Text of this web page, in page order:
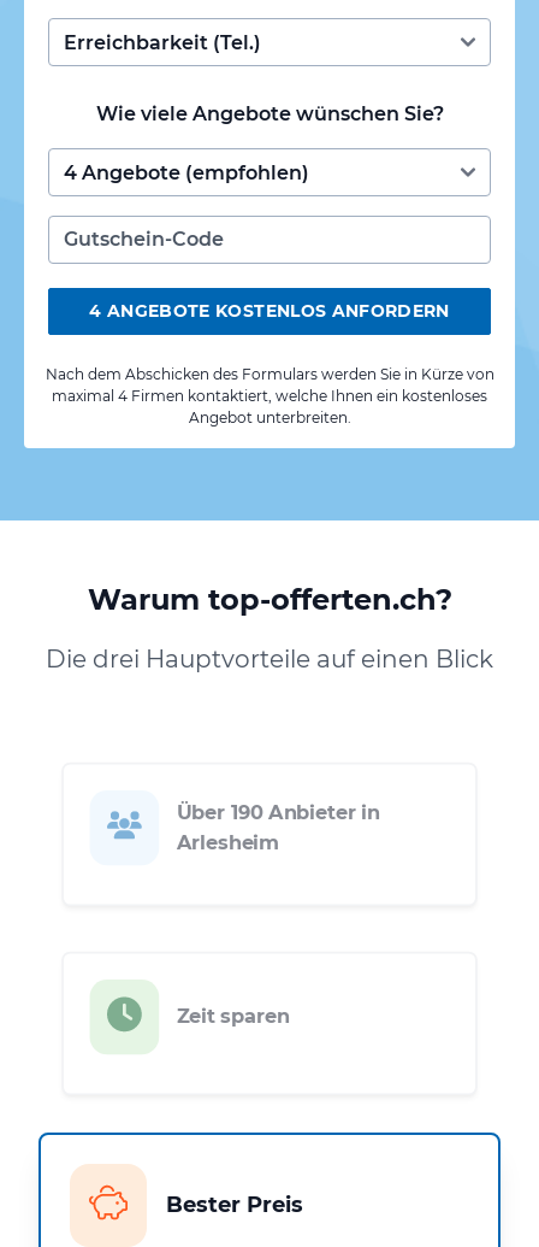
Wie viele Angebote wünschen Sie?
4 ANGEBOTE KOSTENLOS ANFORDERN
Nach dem Abschicken des Formulars werden Sie in Kürze von
maximal 4 Firmen kontaktiert, welche Ihnen ein kostenloses
Angebot unterbreiten.
Warum top-offerten.ch?
Die drei Hauptvorteile auf einen Blick
Über 190 Anbieter in
Arlesheim
Zeit sparen
Bester Preis